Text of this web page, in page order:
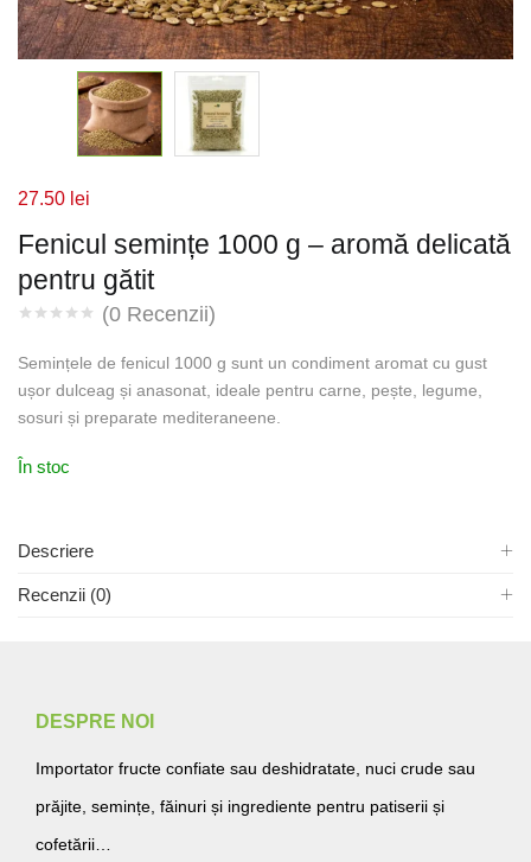
Fenicul semințe 1000 g – aromă delicată
pentru gătit
(0 Recenzii)
27.50 lei
Semințele de fenicul 1000 g sunt un condiment aromat cu gust
ușor dulceag și anasonat, ideale pentru carne, pește, legume,
sosuri și preparate mediteraneene.
În stoc
Descriere
Recenzii (0)
DESPRE NOI
Importator fructe confiate sau deshidratate, nuci crude sau
prăjite, semințe, făinuri și ingrediente pentru patiserii și
cofetării…